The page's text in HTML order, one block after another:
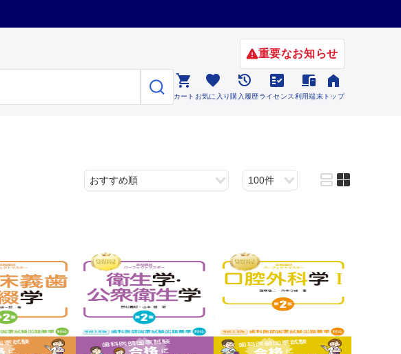
重要なお知らせ

カート

お気に入り

購入履歴

ライセンス

利用端末

トップ
おすすめ順 100件  